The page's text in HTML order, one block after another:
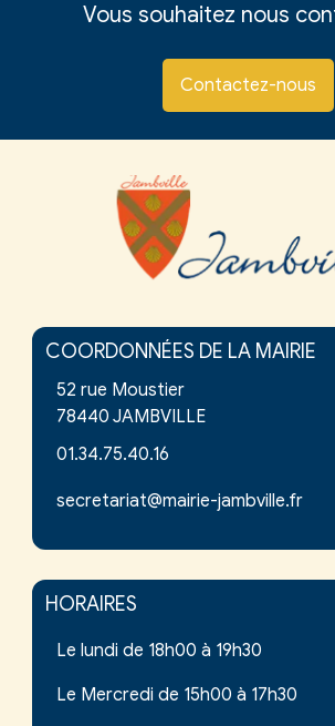
Vous souhaitez nous
Contactez-nous
COORDONNÉES DE LA MAIRIE
52 rue Moustier
78440 JAMBVILLE
01.34.75.40.16
secretariat@mairie-jambville.fr
HORAIRES
Le lundi de 18h00 à 19h30
Le Mercredi de 15h00 à 17h30